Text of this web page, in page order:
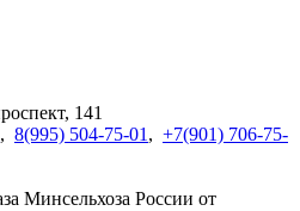
141
, 8(995) 504-75-01 , +7(901) 706-75-
Минсельхоза России от